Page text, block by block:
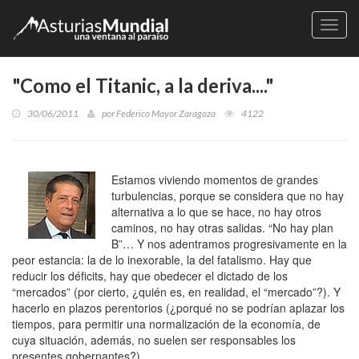
"Como el Titanic, a la deriva...."
30/06/2011 porFederico Mayor Zaragoza 4122
Estamos viviendo momentos de grandes
turbulencias, porque se considera que no hay
alternativa a lo que se hace, no hay otros
caminos, no hay otras salidas. “No hay plan
B”… Y nos adentramos progresivamente en la
peor estancia: la de lo inexorable, la del fatalismo. Hay que
reducir los déficits, hay que obedecer el dictado de los
“mercados” (por cierto, ¿quién es, en realidad, el “mercado”?). Y
hacerlo en plazos perentorios (¿porqué no se podrían aplazar los
tiempos, para permitir una normalización de la economía, de
cuya situación, además, no suelen ser responsables los